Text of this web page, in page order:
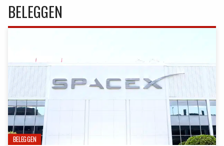
BELEGGEN
BELEGGEN